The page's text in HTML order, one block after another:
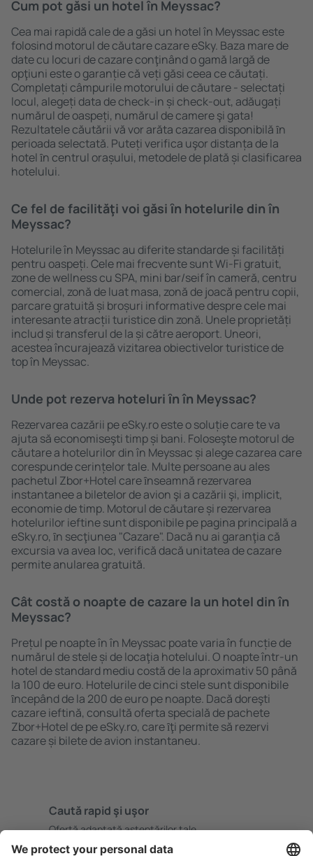
Cum pot găsi un hotel în Meyssac?
Cea mai rapidă cale de a găsi un hotel în Meyssac este
folosind motorul de căutare cazare eSky. Baza mare de
date cu locuri de cazare conţinând o gamă largă de
opţiuni este o garanție că veți găsi ceea ce căutați.
Completați câmpurile motorului de căutare - selectați
locul, alegeți data de check-in și check-out, adăugați
numărul de oaspeți, numărul de camere şi gata!
Rezultatele căutării vă vor arăta cazarea disponibilă ȋn
perioada selectată. Puteți verifica uşor distanța de la
hotel ȋn centrul orașului, metodele de plată și clasificarea
hotelului.
Ce fel de facilităţi voi găsi ȋn hotelurile din în
Meyssac?
Hotelurile în Meyssac au diferite standarde și facilități
pentru oaspeți. Cele mai frecvente sunt Wi-Fi gratuit,
zone de wellness cu SPA, mini bar/seif în cameră, centru
comercial, zonă de luat masa, zonă de joacă pentru copii,
parcare gratuită și broșuri informative despre cele mai
interesante atracții turistice din zonă. Unele proprietăți
includ și transferul de la și către aeroport. Uneori,
acestea încurajează vizitarea obiectivelor turistice de
top în Meyssac.
Unde pot rezerva hoteluri ȋn în Meyssac?
Rezervarea cazării pe eSky.ro este o soluție care te va
ajuta să economiseşti timp și bani. Foloseşte motorul de
căutare a hotelurilor din în Meyssac și alege cazarea care
corespunde cerințelor tale. Multe persoane au ales
pachetul Zbor+Hotel care ȋnseamnă rezervarea
instantanee a biletelor de avion şi a cazării şi, implicit,
economie de timp. Motorul de căutare și rezervarea
hotelurilor ieftine sunt disponibile pe pagina principală a
eSky.ro, ȋn secţiunea "Cazare". Dacă nu ai garanţia că
excursia va avea loc, verifică dacă unitatea de cazare
permite anularea gratuită.
Cât costă o noapte de cazare la un hotel din în
Meyssac?
Prețul pe noapte în în Meyssac poate varia în funcție de
numărul de stele și de locaţia hotelului. O noapte într-un
hotel de standard mediu costă de la aproximativ 50 până
la 100 de euro. Hotelurile de cinci stele sunt disponibile
ȋncepând de la 200 de euro pe noapte. Dacă doreşti
cazare ieftină, consultă oferta specială de pachete
Zbor+Hotel de pe eSky.ro, care ȋţi permite să rezervi
cazare și bilete de avion instantaneu.
Caută rapid şi uşor
Ofertă adaptată aşteptărilor tale.